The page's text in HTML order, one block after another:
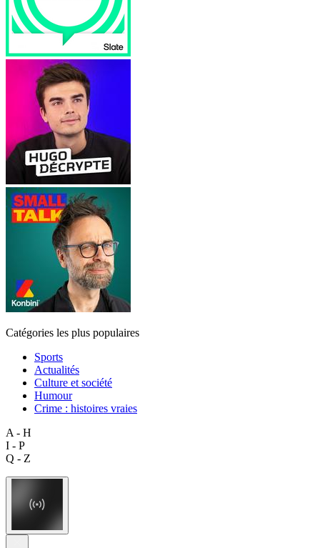
Catégories les plus populaires
Sports
Actualités
Culture et société
Humour
Crime : histoires vraies
A - H
I - P
Q - Z